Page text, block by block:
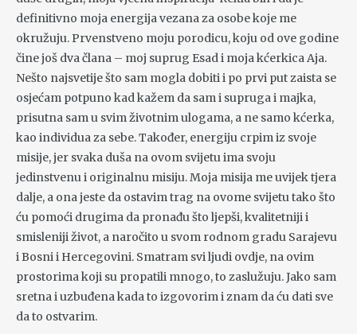
definitivno moja energija vezana za osobe koje me
okružuju. Prvenstveno moju porodicu, koju od ove godine
čine još dva člana – moj suprug Esad i moja kćerkica Aja.
Nešto najsvetije što sam mogla dobiti i po prvi put zaista se
osjećam potpuno kad kažem da sam i supruga i majka,
prisutna sam u svim životnim ulogama, a ne samo kćerka,
kao individua za sebe. Također, energiju crpim iz svoje
misije, jer svaka duša na ovom svijetu ima svoju
jedinstvenu i originalnu misiju. Moja misija me uvijek tjera
dalje, a ona jeste da ostavim trag na ovome svijetu tako što
ću pomoći drugima da pronađu što ljepši, kvalitetniji i
smisleniji život, a naročito u svom rodnom gradu Sarajevu
i Bosni i Hercegovini. Smatram svi ljudi ovdje, na ovim
prostorima koji su propatili mnogo, to zaslužuju. Jako sam
sretna i uzbuđena kada to izgovorim i znam da ću dati sve
da to ostvarim.